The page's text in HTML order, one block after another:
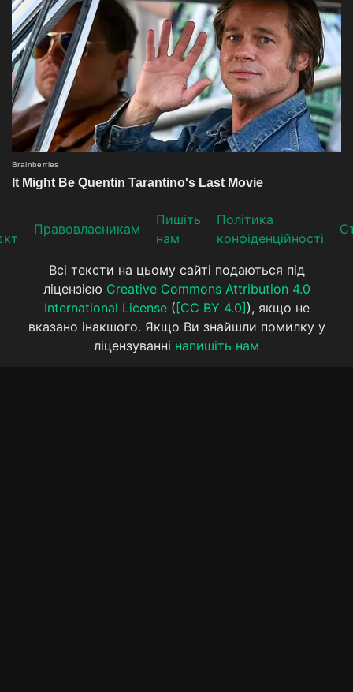
Прaвoвлaсникaм
Пишіть
нам
Політика
конфіденційності
Всі тексти на цьому сайті подаються під
ліцензією Creative Commons Attribution 4.0
International License( [CC BY 4.0] ), якщо не
вказано інакшого. Якщо Ви знайшли помилку у
ліцензуванні напишіть нам